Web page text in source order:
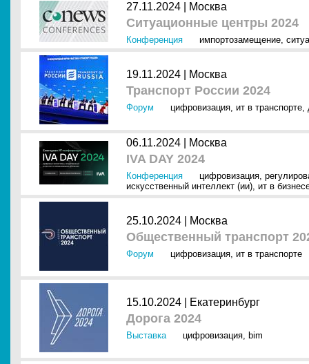
27.11.2024 | Москва
Ситуационные центры 2024
Конференция импортозамещение,
19.11.2024 | Москва
Транспорт России 2024
Форум цифровизация, ит в транспорте,
06.11.2024 | Москва
IVA DAY 2024
Конференция цифровизация,
искусственный интеллект (ии), ит в
25.10.2024 | Москва
Общественный транспорт
Форум цифровизация, ит в транспорте
15.10.2024 | Екатеринбург
Дорога 2024
Выставка цифровизация, bim